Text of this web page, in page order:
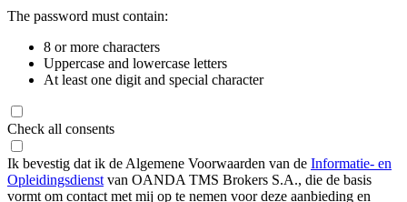
The password must contain:
8 or more characters
Uppercase and lowercase letters
At least one digit and special character
Check all consents
Ik bevestig dat ik de Algemene Voorwaarden van de Informatie- en
Opleidingsdienst van OANDA TMS Brokers S.A., die de basis
vormt om contact met mij op te nemen voor deze aanbieding en